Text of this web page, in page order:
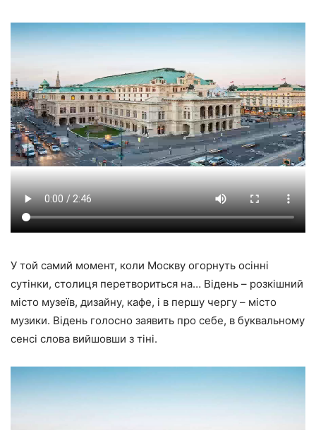
У той самий момент, коли Москву огорнуть осінні
сутінки, столиця перетвориться на… Відень – розкішний
місто музеїв, дизайну, кафе, і в першу чергу – місто
музики. Відень голосно заявить про себе, в буквальному
сенсі слова вийшовши з тіні.